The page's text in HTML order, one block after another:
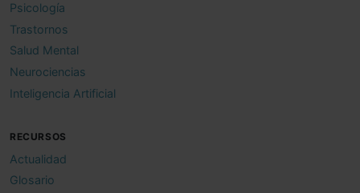
Psicología
Trastornos
Salud Mental
Neurociencias
Inteligencia Artificial
RECURSOS
Actualidad
Glosario